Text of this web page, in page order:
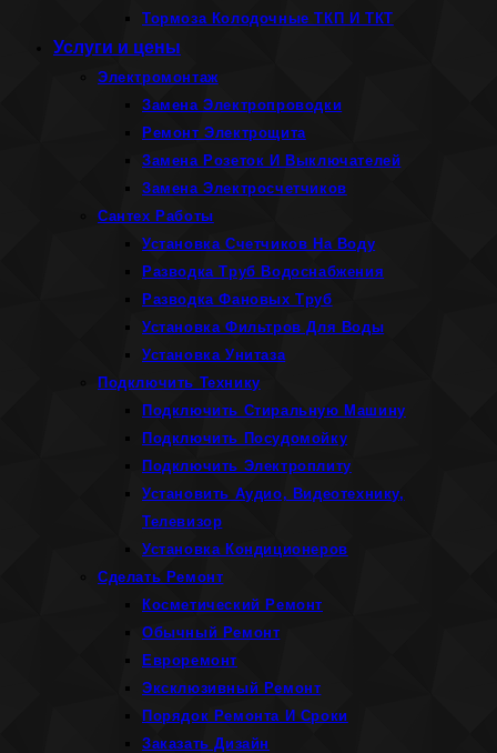
Тормоза Колодочные ТКП И ТКТ
Услуги и цены
Электромонтаж
Замена Электропроводки
Ремонт Электрощита
Замена Розеток И Выключателей
Замена Электросчетчиков
Сантех Работы
Установка Счетчиков На Воду
Разводка Труб Водоснабжения
Разводка Фановых Труб
Установка Фильтров Для Воды
Установка Унитаза
Подключить Технику
Подключить Стиральную Машину
Подключить Посудомойку
Подключить Электроплиту
Установить Аудио, Видеотехнику,
Телевизор
Установка Кондиционеров
Сделать Ремонт
Косметический Ремонт
Обычный Ремонт
Евроремонт
Эксклюзивный Ремонт
Порядок Ремонта И Сроки
Заказать Дизайн